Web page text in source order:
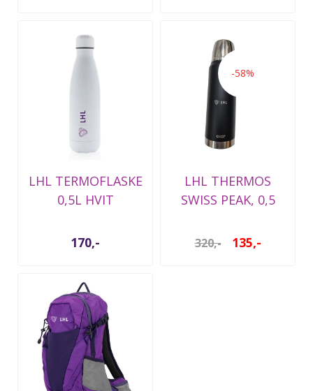
LHL TERMOFLASKE
0,5L HVIT
170,-
-58%
LHL THERMOS
SWISS PEAK, 0,5
320,- 135,-